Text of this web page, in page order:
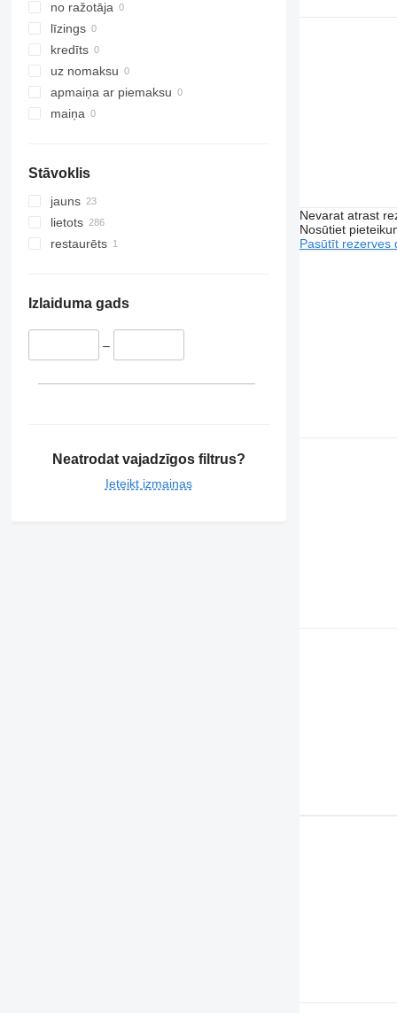
no ražotāja
līzings
kredīts
uz nomaksu
apmaiņa ar piemaksu
maiņa
Stāvoklis
jauns
lietots
restaurēts
Izlaiduma gads
–
Neatrodat vajadzīgos filtrus?
Ieteikt izmaiņas
Nevarat atrast
Nosūtiet
Pasūtīt rezerves